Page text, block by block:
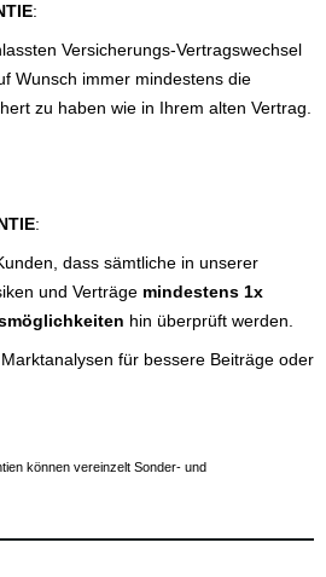
:
Versicherungs-Vertragswechsel
Wunsch immer mindestens die
zu haben wie in Ihrem alten Vertrag.
:
dass sämtliche in unserer
und Verträge mindestens 1x
hin überprüft werden.
für bessere Beiträge oder
können vereinzelt Sonder- und